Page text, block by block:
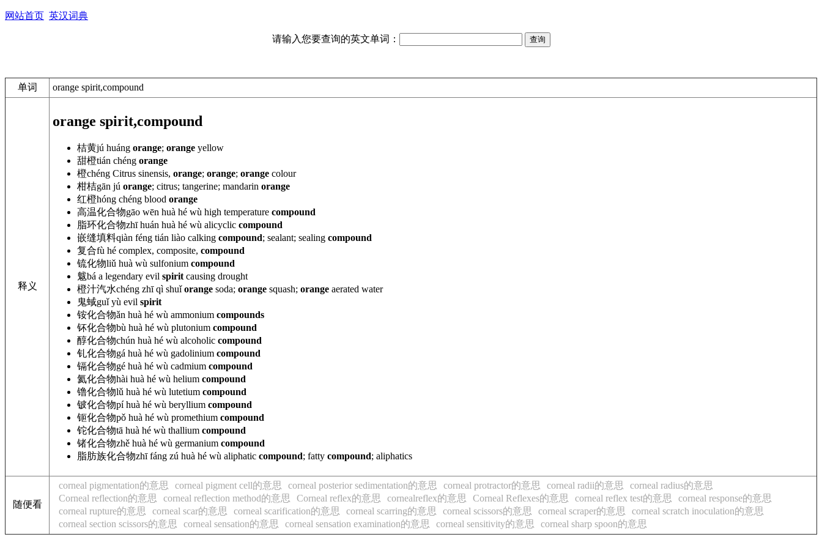
网站首页 英汉词典
请输入您要查询的英文单词：
单词 orange spirit,compound
释义
orange spirit,compound
桔黄jú huáng orange; orange yellow
甜橙tián chéng orange
橙chéng Citrus sinensis, orange; orange; orange colour
柑桔gān jú orange; citrus; tangerine; mandarin orange
红橙hóng chéng blood orange
高温化合物gāo wēn huà hé wù high temperature compound
脂环化合物zhī huán huà hé wù alicyclic compound
嵌缝填料qiàn féng tián liào calking compound; sealant; sealing compound
复合fù hé complex, composite, compound
锍化物liǔ huà wù sulfonium compound
魃bá a legendary evil spirit causing drought
橙汁汽水chéng zhī qì shuǐorange soda; orange squash; orange aerated water
鬼蜮guǐyù evil spirit
铵化合物ǎn huà hé wù ammonium compounds
钚化合物bù huà hé wù plutonium compound
醇化合物chún huà hé wù alcoholic compound
钆化合物gá huà hé wù gadolinium compound
镉化合物gé huà hé wù cadmium compound
氦化合物hài huà hé wù helium compound
镥化合物lǔ huà hé wù lutetium compound
铍化合物pí huà hé wù beryllium compound
钷化合物pǒ huà hé wù promethium compound
铊化合物tā huà hé wù thallium compound
锗化合物zhě huà hé wù germanium compound
脂肪族化合物zhī fáng zú huà hé wù aliphatic compound; fatty compound; aliphatics
随便看
corneal pigmentation的意思 corneal pigment cell的意思 corneal posterior sedimentation的意思 corneal protractor的意思 corneal radii的意思
corneal radius的意思
Corneal reflection的意思
corneal reflection method的意思 Corneal reflex的意思 cornealreflex的意思 Corneal Reflexes的意思 corneal reflex test的意思
corneal response的意思
corneal rupture的意思
corneal scar的意思 corneal scarification的意思 corneal scarring的意思 corneal scissors的意思 corneal scraper的意思
corneal scratch inoculation的意思
corneal section scissors的意思
corneal sensation的意思 corneal sensation examination的意思 corneal sensitivity的意思 corneal sharp spoon的意思